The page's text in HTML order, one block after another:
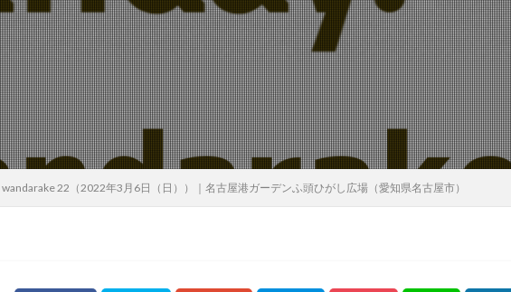
wandarake 22（2022年3月6日（日））｜名古屋港ガーデンふ頭ひがし広場（愛知県名古屋市）